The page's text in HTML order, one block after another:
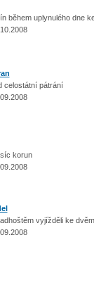
během uplynulého dne
celostátní pátrání
korun
vyjížděli ke